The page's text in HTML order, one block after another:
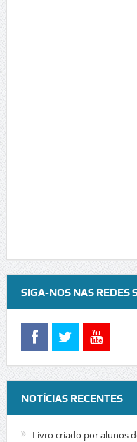
SIGA-NOS NAS REDES
NOTÍCIAS RECENTES
Livro criado por alunos